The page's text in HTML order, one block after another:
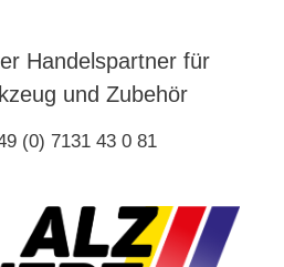
Handelspartner für
und Zubehör
(0) 7131 43 0 81